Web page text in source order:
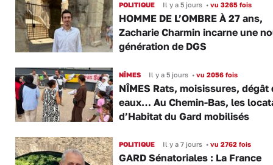
POLITIQUE Il y a 5 jours •vu 3265 fois
HOMME DE L’OMBRE À 27 ans,
Zacharie Charmin incarne une
génération de DGS
NÎMES Il y a 5 jours •vu 2056 fois
NÎMES Rats, moisissures, dégât
eaux… Au Chemin-Bas, les
d’Habitat du Gard mobilisés
POLITIQUE Il y a 7 jours •vu 2762 fois
GARD Sénatoriales : La France